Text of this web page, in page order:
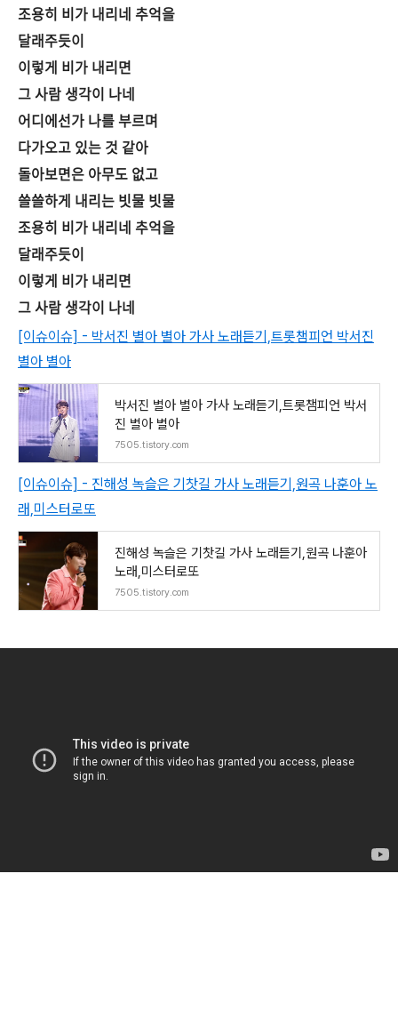
조용히 비가 내리네 추억을
달래주듯이
이렇게 비가 내리면
그 사람 생각이 나네
어디에선가 나를 부르며
다가오고 있는 것 같아
돌아보면은 아무도 없고
쓸쓸하게 내리는 빗물 빗물
조용히 비가 내리네 추억을
달래주듯이
이렇게 비가 내리면
그 사람 생각이 나네
[이슈이슈] - 박서진 별아 별아 가사 노래듣기,트롯챔피언 박서진
별아 별아
박서진 별아 별아 가사 노래듣기,트롯챔피언 박서
진 별아 별아
7505.tistory.com
[이슈이슈] - 진해성 녹슬은 기찻길 가사 노래듣기,원곡 나훈아 노
래,미스터로또
진해성 녹슬은 기찻길 가사 노래듣기,원곡 나훈아
노래,미스터로또
7505.tistory.com